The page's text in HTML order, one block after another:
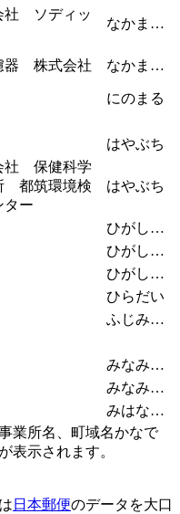
社 ソディッ
なかまちだい
器 株式会社 なかまちだい
にのまる
はやぶち
社 保健科学
都筑環境検
ター
はやぶち
ひがしかたちょう
ひがしやまた
ひがしやまたちょう
ひらだい
ふじみがおか
みなみやまた
みなみやまたちょう
みはなやま
業所名、町域名かなで
表示されます。
日本郵便のデータを大口